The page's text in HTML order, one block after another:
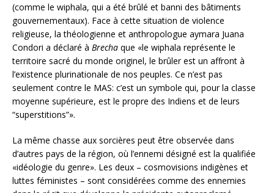
(comme le wiphala, qui a été brûlé et banni des bâtiments
gouvernementaux). Face à cette situation de violence
religieuse, la théologienne et anthropologue aymara Juana
Condori a déclaré à Brecha que «le wiphala représente le
territoire sacré du monde originel, le brûler est un affront à
l’existence plurinationale de nos peuples. Ce n’est pas
seulement contre le MAS: c’est un symbole qui, pour la classe
moyenne supérieure, est le propre des Indiens et de leurs
“superstitions”».
La même chasse aux sorcières peut être observée dans
d’autres pays de la région, où l’ennemi désigné est la qualifiée
«idéologie du genre». Les deux – cosmovisions indigènes et
luttes féministes – sont considérées comme des ennemies